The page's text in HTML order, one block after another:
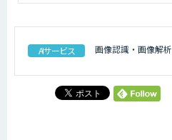
AIサービス 画像認識・画像解析